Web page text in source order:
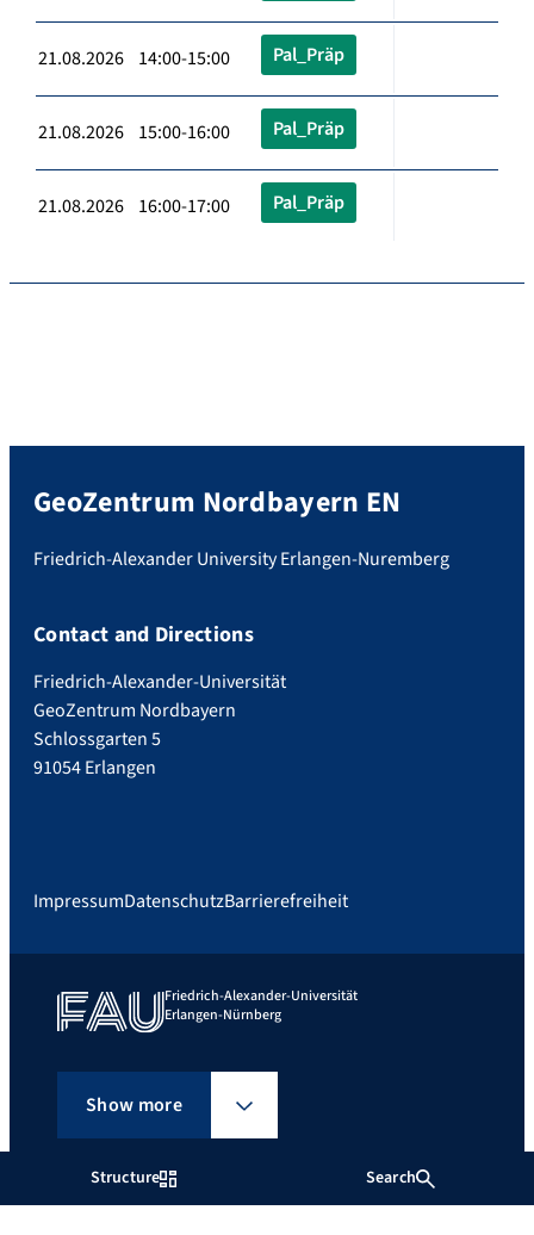
Structure Search
21.08.2026 14:00-15:00 Pal_Präp
21.08.2026 15:00-16:00 Pal_Präp
21.08.2026 16:00-17:00 Pal_Präp
GeoZentrum Nordbayern EN
Friedrich-Alexander University Erlangen-Nuremberg
Contact and Directions
Friedrich-Alexander-Universität
GeoZentrum Nordbayern
Schlossgarten 5
91054 Erlangen
ImpressumDatenschutzBarrierefreiheit
Friedrich-Alexander-Universität
Erlangen-Nürnberg
Show more